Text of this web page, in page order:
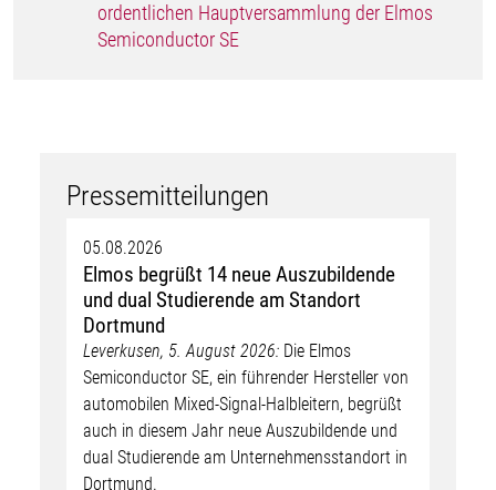
ordentlichen Hauptversammlung der Elmos
Semiconductor SE
Pressemitteilungen
05.08.2026
Elmos begrüßt 14 neue Auszubildende
und dual Studierende am Standort
Dortmund
Leverkusen, 5. August 2026: Die Elmos
Semiconductor SE, ein führender Hersteller von
automobilen Mixed-Signal-Halbleitern, begrüßt
auch in diesem Jahr neue Auszubildende und
dual Studierende am Unternehmensstandort in
Dortmund.